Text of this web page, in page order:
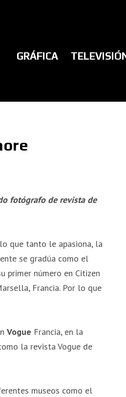
GRÁFICA
fotógrafo de revista de
que tanto le apasiona, la
se gradúa como el
primer número en Citizen
Francia. Por lo que
Vogue Francia, en la
la revista Vogue de
museos como el